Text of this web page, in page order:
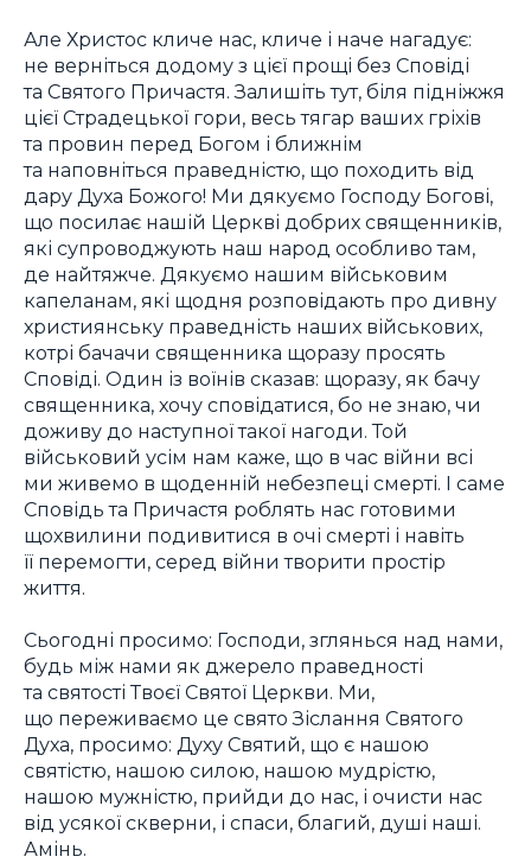
Але Христос кличе нас, кличе і наче нагадує:
не верніться додому з цієї прощі без Сповіді
та Святого Причастя. Залишіть тут, біля підніжжя
цієї Страдецької гори, весь тягар ваших гріхів
та провин перед Богом і ближнім
та наповніться праведністю, що походить від
дару Духа Божого! Ми дякуємо Господу Богові,
що посилає нашій Церкві добрих священників,
які супроводжують наш народ особливо там,
де найтяжче. Дякуємо нашим військовим
капеланам, які щодня розповідають про дивну
християнську праведність наших військових,
котрі бачачи священника щоразу просять
Сповіді. Один із воїнів сказав: щоразу, як бачу
священника, хочу сповідатися, бо не знаю, чи
доживу до наступної такої нагоди. Той
військовий усім нам каже, що в час війни всі
ми живемо в щоденній небезпеці смерті. І саме
Сповідь та Причастя роблять нас готовими
щохвилини подивитися в очі смерті і навіть
її перемогти, серед війни творити простір
життя.
Сьогодні просимо: Господи, зглянься над нами,
будь між нами як джерело праведності
та святості Твоєї Святої Церкви. Ми,
що переживаємо це свято Зіслання Святого
Духа, просимо: Духу Святий, що є нашою
святістю, нашою силою, нашою мудрістю,
нашою мужністю, прийди до нас, і очисти нас
від усякої скверни, і спаси, благий, душі наші.
Амінь.